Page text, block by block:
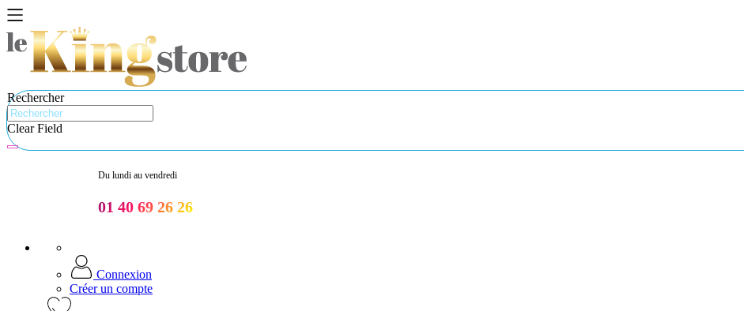
Rechercher
Clear Field
Du lundi au vendredi
01 40 69 26 26
Connexion
Créer un compte